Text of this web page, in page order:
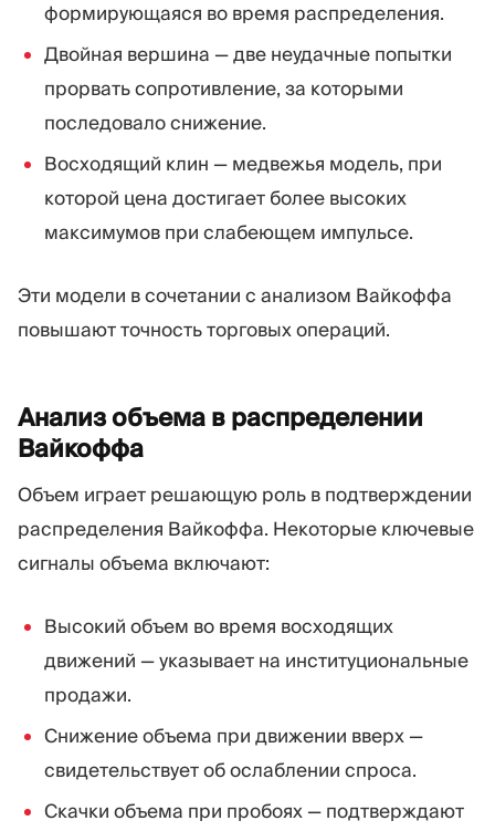
формирующаяся во время распределения.
Двойная вершина — две неудачные попытки
прорвать сопротивление, за которыми
последовало снижение.
Восходящий клин — медвежья модель, при
которой цена достигает более высоких
максимумов при слабеющем импульсе.
Эти модели в сочетании с анализом Вайкоффа
повышают точность торговых операций.
Анализ объема в распределении
Вайкоффа
Объем играет решающую роль в подтверждении
распределения Вайкоффа. Некоторые ключевые
сигналы объема включают:
Высокий объем во время восходящих
движений — указывает на институциональные
продажи.
Снижение объема при движении вверх —
свидетельствует об ослаблении спроса.
Скачки объема при пробоях — подтверждают